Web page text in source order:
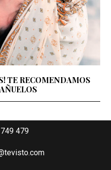
TE RECOMENDAMOS
479